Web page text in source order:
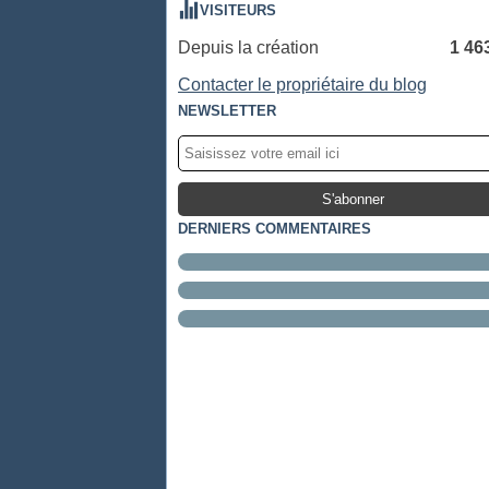
VISITEURS
Depuis la création
1
Contacter le propriétaire du blog
NEWSLETTER
DERNIERS COMMENTAIRES